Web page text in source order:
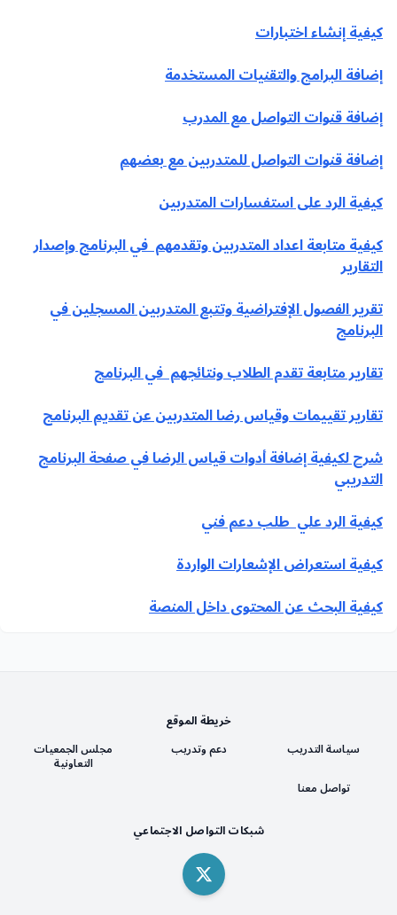
كيفية إنشاء اختبارات
إضافة البرامج والتقنيات المستخدمة
إضافة قنوات التواصل مع المدرب
إضافة قنوات التواصل للمتدربين مع بعضهم
كيفية الرد على استفسارات المتدربين
كيفية متابعة اعداد المتدربين وتقدمهم في البرنامج وإصدار
التقارير
تقرير الفصول الإفتراضية وتتبع المتدربين المسجلين في
البرنامج
تقارير متابعة تقدم الطلاب ونتائجهم في البرنامج
تقارير تقييمات وقياس رضا المتدربين عن تقديم البرنامج
شرح لكيفية إضافة أدوات قياس الرضا في صفحة البرنامج
التدريبي
كيفية الرد علي طلب دعم فني
كيفية استعراض الإشعارات الواردة
كيفية البحث عن المحتوى داخل المنصة
خريطة الموقع
سياسة التدريب
دعم وتدريب مجلس الجمعيات
التعاونية
تواصل معنا
شبكات التواصل الاجتماعي